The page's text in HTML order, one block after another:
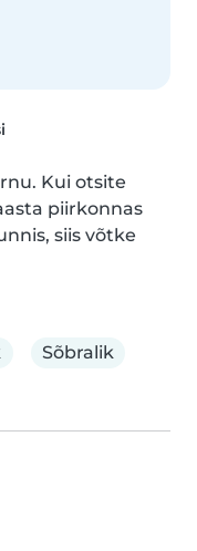
Kui otsite
piirkonnas
siis võtke
Sõbralik